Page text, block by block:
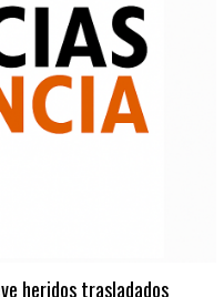
heridos trasladados